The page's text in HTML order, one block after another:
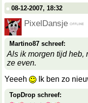
08-12-2007, 18:32
PixelDansje
Martino87 schreef:
Als ik morgen tijd heb,
ze even.
Yeeeh
Ik ben zo
TopDrop schreef: